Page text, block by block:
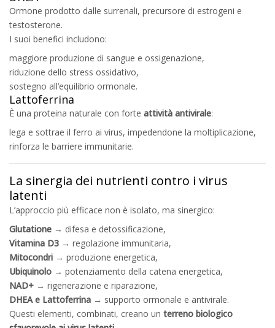
Ormone prodotto dalle surrenali, precursore di estrogeni e
testosterone.
I suoi benefici includono:
maggiore produzione di sangue e ossigenazione,
riduzione dello stress ossidativo,
sostegno all’equilibrio ormonale.
Lattoferrina
È una proteina naturale con forte attività antivirale:
lega e sottrae il ferro ai virus, impedendone la moltiplicazione,
rinforza le barriere immunitarie.
La sinergia dei nutrienti contro i virus
latenti
L’approccio più efficace non è isolato, ma sinergico:
Glutatione → difesa e detossificazione,
Vitamina D3 → regolazione immunitaria,
Mitocondri → produzione energetica,
Ubiquinolo → potenziamento della catena energetica,
NAD+ → rigenerazione e riparazione,
DHEA e Lattoferrina → supporto ormonale e antivirale.
Questi elementi, combinati, creano un terreno biologico